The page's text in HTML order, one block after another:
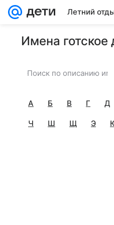
Летний
Имена готское
А Б В Г Д
Ч Ш Щ Э